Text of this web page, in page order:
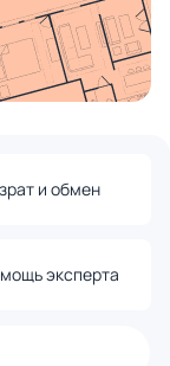
и обмен
эксперта